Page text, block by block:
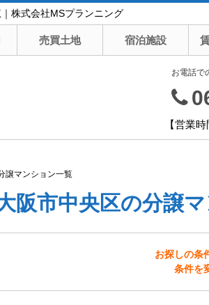
株式会社MSプランニング
売買土地 宿泊施設
お電話で
【営業
譲マンション一覧
阪市中央区の分譲
お探しの条
条件を